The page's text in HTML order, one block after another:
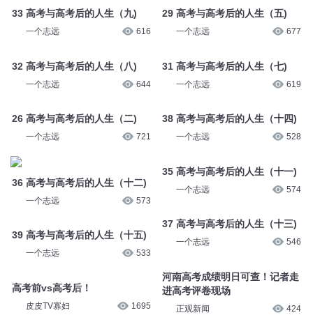
33 高考与高考后的人生（九)
一个志远 616
32 高考与高考后的人生（八)
一个志远 644
26 高考与高考后的人生（二)
一个志远 721
一个志远 573
一个志远 533
皮皮TV寡妇
29 高考与高考后的人生（五)
一个志远 677
31 高考与高考后的人生（七)
一个志远 619
38 高考与高考后的人生（十四)
一个志远 528
35 高考与高考后的人生（十一)
一个志远 574
37 高考与高考后的人生（十三)
一个志远 546
河南高考成绩明日可查！记者走
进高考评卷现场
正观新闻 424